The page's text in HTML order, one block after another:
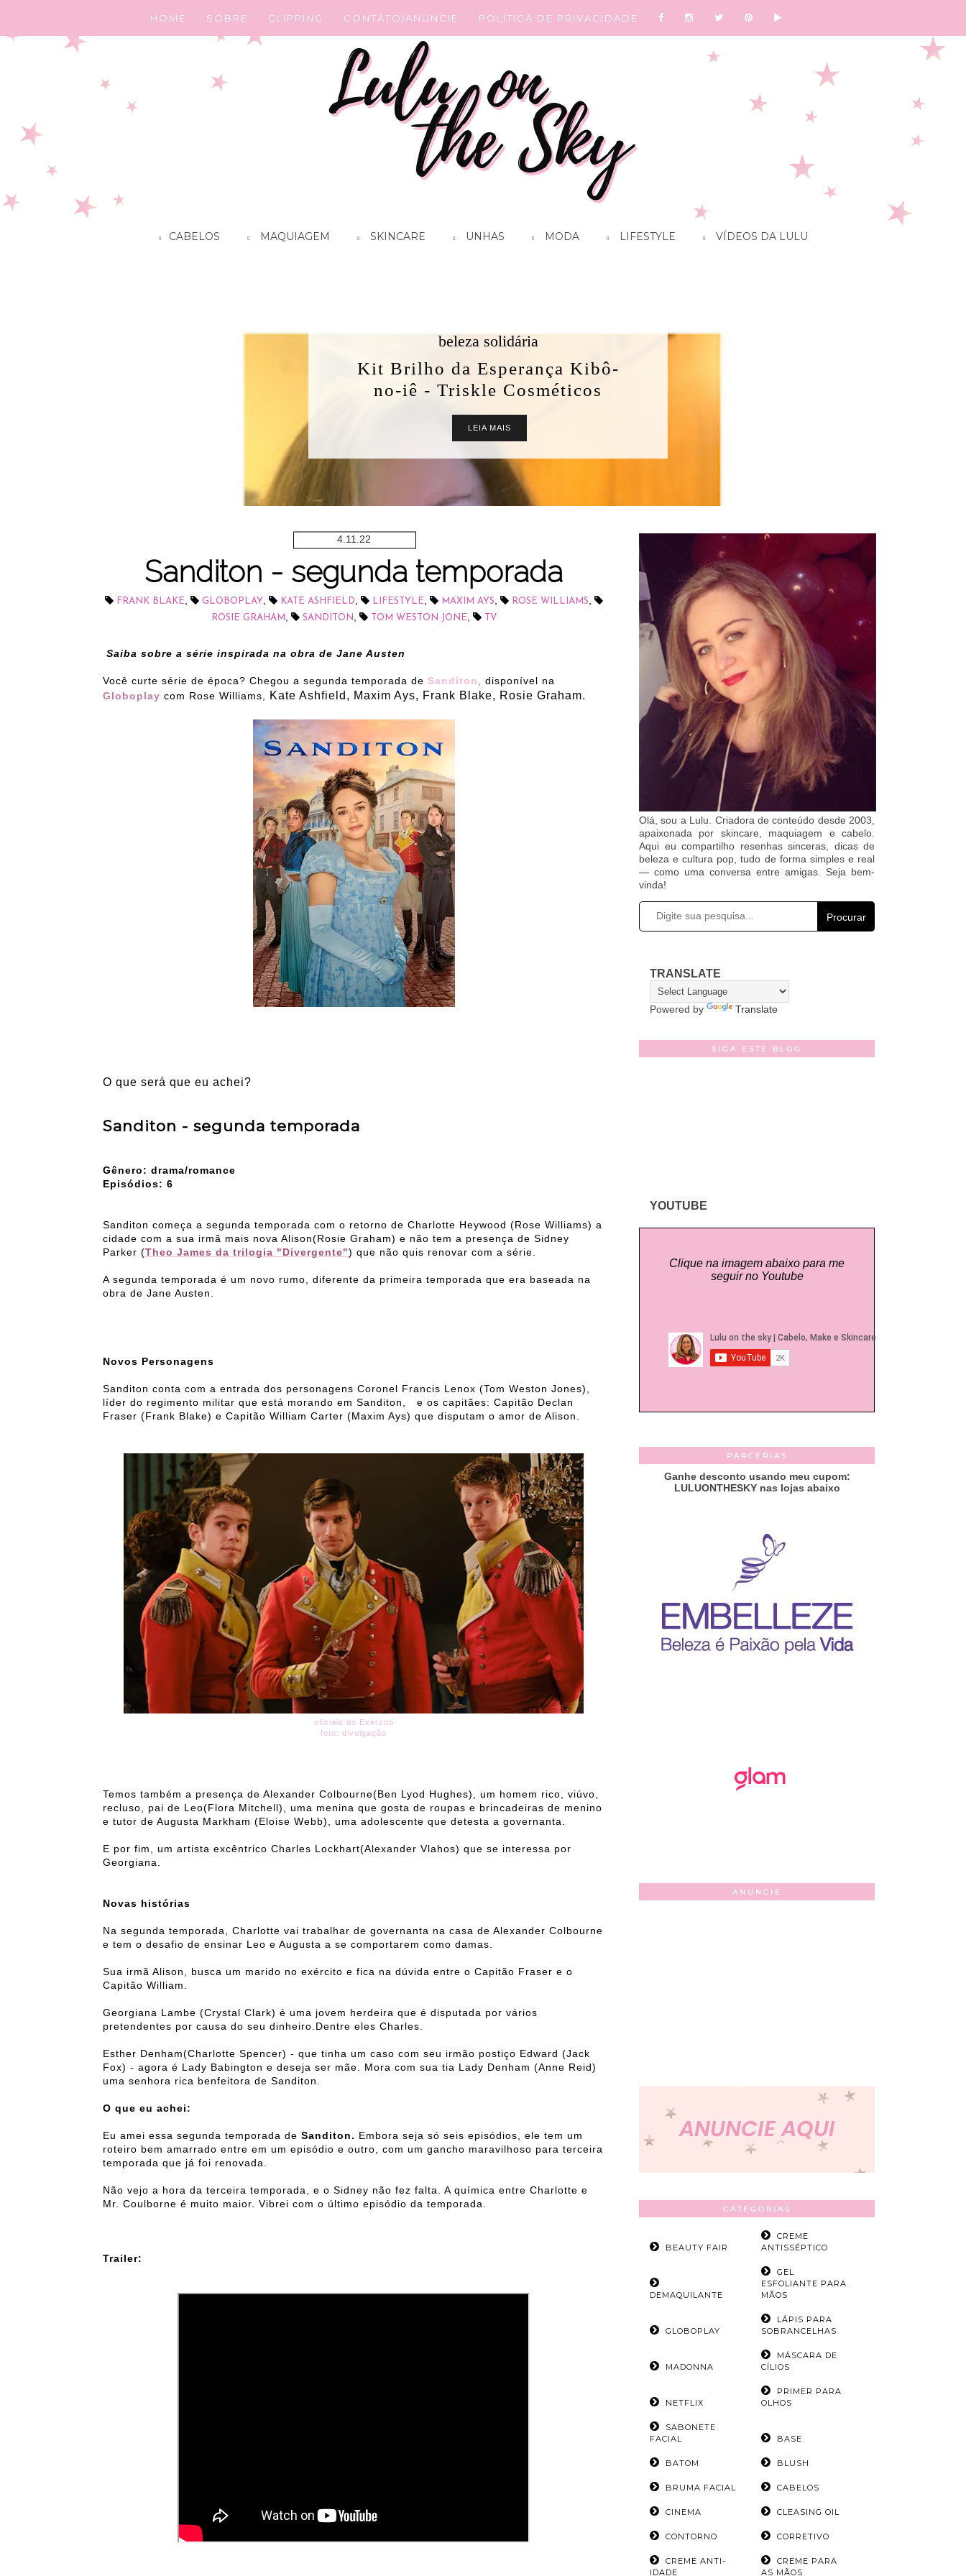
HOME SOBRE CLIPPING CONTATO/ANUNCIE POLÍTICA DE PRIVACIDADE
CABELOS MAQUIAGEM SKINCARE UNHAS MODA LIFESTYLE VÍDEOS DA LULU
beleza solidária
Kit Brilho da Esperança Kibô-
no-iê - Triskle Cosméticos
LEIA MAIS
4.11.22
Sanditon - segunda temporada
FRANK BLAKE GLOBOPLAY, KATE ASHFIELD LIFESTYLE MAXIM AYS ROSE WILLIAMS
ROSIE GRAHAM SANDITON TOM WESTON JONE TV
Saiba sobre a série inspirada na obra de Jane Austen
Você curte série de época? Chegou a segunda temporada de Sanditon
disponível na
Globoplay com Rose Williams, Kate Ashfield, Maxim Ays, Frank Blake, Rosie Graham.
O que será que eu achei?
Sanditon - segunda temporada
Gênero: drama/romance
Episódios: 6
Sanditon começa a segunda temporada com o retorno de Charlotte Heywood (Rose Williams) a
cidade com a sua irmã mais nova Alison(Rosie Graham) e não tem a presença de Sidney
Parker (Theo James da trilogia "Divergente") que não quis renovar com a série.
A segunda temporada é um novo rumo, diferente da primeira temporada que era baseada na
obra de Jane Austen.
Novos Personagens
Sanditon conta com a entrada dos personagens Coronel Francis Lenox (Tom Weston Jones),
líder do regimento militar que está morando em Sanditon, e os capitães: Capitão Declan
Fraser (Frank Blake) e Capitão William Carter (Maxim Ays) que disputam o amor de Alison.
oficiais do Exército
foto: divulgação
Temos também a presença de Alexander Colbourne(Ben Lyod Hughes), um homem rico, viúvo,
recluso, pai de Leo(Flora Mitchell), uma menina que gosta de roupas e brincadeiras de menino
e tutor de Augusta Markham (Eloise Webb), uma adolescente que detesta a governanta.
E por fim, um artista excêntrico Charles Lockhart(Alexander Vlahos) que se interessa por
Georgiana.
Novas histórias
Na segunda temporada, Charlotte vai trabalhar de governanta na casa de Alexander Colbourne
e tem o desafio de ensinar Leo e Augusta a se comportarem como damas.
Sua irmã Alison, busca um marido no exército e fica na dúvida entre o Capitão Fraser e o
Capitão William.
Georgiana Lambe (Crystal Clark) é uma jovem herdeira que é disputada por vários
pretendentes por causa do seu dinheiro.Dentre eles Charles.
Esther Denham(Charlotte Spencer) - que tinha um caso com seu irmão postiço Edward (Jack
Fox) - agora é Lady Babington e deseja ser mãe. Mora com sua tia Lady Denham (Anne Reid)
uma senhora rica benfeitora de Sanditon.
O que eu achei:
Eu amei essa segunda temporada de Sanditon. Embora seja só seis episódios, ele tem um
roteiro bem amarrado entre em um episódio e outro, com um gancho maravilhoso para terceira
temporada que já foi renovada.
Não vejo a hora da terceira temporada, e o Sidney não fez falta. A química entre Charlotte e
Mr. Coulborne é muito maior. Vibrei com o último episódio da temporada.
Trailer:
Olá, sou a Lulu. Criadora de conteúdo desde 2003,
apaixonada por skincare, maquiagem e cabelo.
Aqui eu compartilho resenhas sinceras, dicas de
beleza e cultura pop, tudo de forma simples e real
— como uma conversa entre amigas. Seja bem-
vinda!
Procurar
TRANSLATE
Powered by Translate
SIGA ESTE BLOG
YOUTUBE
Clique na imagem abaixo para me
seguir no Youtube
PARCERIAS
Ganhe desconto usando meu cupom:
LULUONTHESKY nas lojas abaixo
ANUNCIE
CATEGORIAS
BEAUTY FAIR
CREME
ANTISSÉPTICO
DEMAQUILANTE
GEL
ESFOLIANTE PARA
MÃOS
GLOBOPLAY
LÁPIS PARA
SOBRANCELHAS
MADONNA
MÁSCARA DE
CÍLIOS
NETFLIX
PRIMER PARA
OLHOS
SABONETE
FACIAL
BASE
BATOM BLUSH
BRUMA FACIAL CABELOS
CINEMA CLEASING OIL
CONTORNO CORRETIVO
CREME ANTI-
IDADE
CREME PARA
AS MÃOS